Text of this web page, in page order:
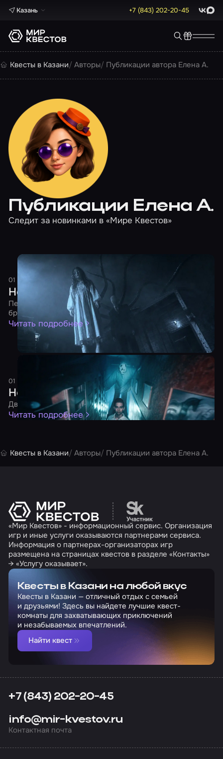
Казань +7 (843) 202-20-45 Max
Квесты в Казани Авторы Публикации автора Елена А.
Публикации Елена А.
Следит за новинками в «Мире Квестов»
Новость
01 августа 2026 1 минута Елена А.
Новинки июля в Казани от 31.07.2026
Перформанс и экшн-игра уже доступны для
бронирования
Читать подробнее
01 июля 2026 Елена А.Новость
Новинки июня в Казани от 30.06.2026
Два перформанса и квест ждут вашей игры
Читать подробнее
Квесты в Казани Авторы Публикации автора Елена А.
Перейти на сайт
«Мир Квестов» - информационный сервис. Организация
игр и иные услуги оказываются партнерами сервиса.
Информация о партнерах-организаторах игр
размещена на страницах квестов в разделе «Контакты»
→ «Услугу оказывает».
Квесты в Казани на любой вкус
Квесты в Казани — отличный отдых с семьей
и друзьями! Здесь вы найдете лучшие квест-
комнаты для захватывающих приключений
и незабываемых впечатлений.
Найти квест
+7 (843) 202-20-45
info@mir-kvestov.ru
Контактная почта